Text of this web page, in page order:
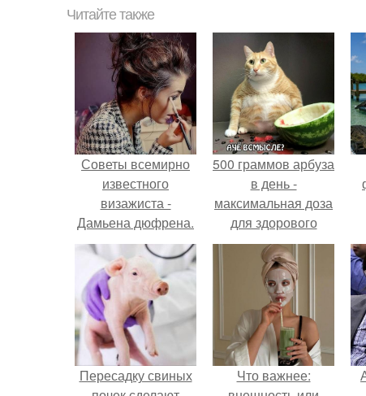
Читайте также
Советы всемирно
известного
визажиста -
Дамьена дюфрена.
500 граммов арбуза
в день -
максимальная доза
для здорового
взрослого,
предупредили
врачи.
Пересадку свиных
Что важнее: